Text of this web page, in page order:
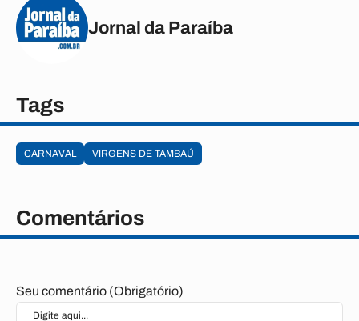
Jornal da Paraíba
Tags
CARNAVAL VIRGENS DE TAMBAÚ
Comentários
Seu comentário (Obrigatório)